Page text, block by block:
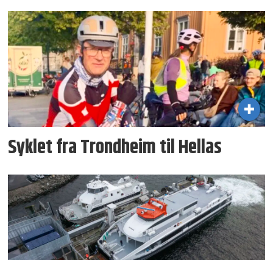
Syklet fra Trondheim til Hellas